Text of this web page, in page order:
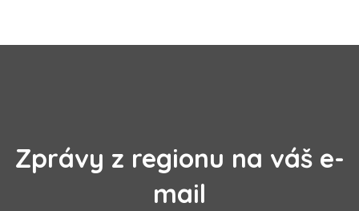
Zprávy z regionu na váš e-
mail